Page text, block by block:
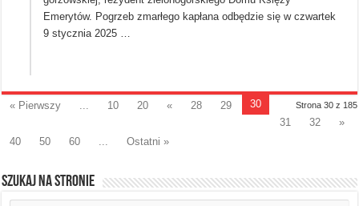
Emerytów. Pogrzeb zmarłego kapłana odbędzie się w czwartek
9 stycznia 2025 …
Strona 30 z 185
« Pierwszy 10 20 « 28 29
30
31
32
»
40
50 60 Ostatni »
Szukaj na stronie